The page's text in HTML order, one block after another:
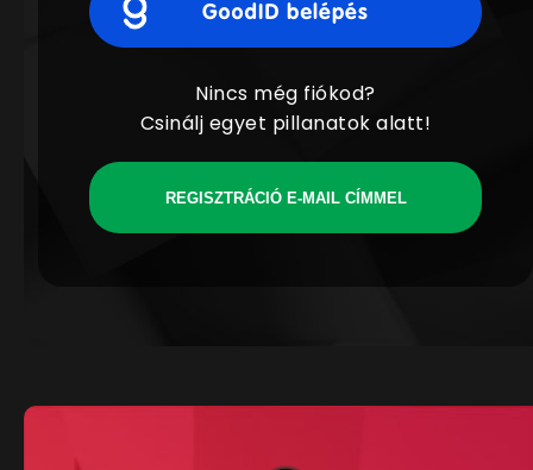
Nincs még fiókod?
Csinálj egyet pillanatok alatt!
REGISZTRÁCIÓ E-MAIL CÍMMEL